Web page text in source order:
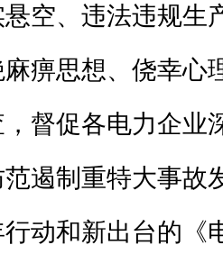
空、违法违规生
痹思想、侥幸心
督促各电力企业
遏制重特大事故
动和新出台的《